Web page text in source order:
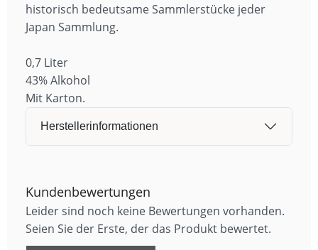
historisch bedeutsame Sammlerstücke jeder
Japan Sammlung.
0,7 Liter
43% Alkohol
Mit Karton.
Herstellerinformationen
Kundenbewertungen
Leider sind noch keine Bewertungen vorhanden.
Seien Sie der Erste, der das Produkt bewertet.